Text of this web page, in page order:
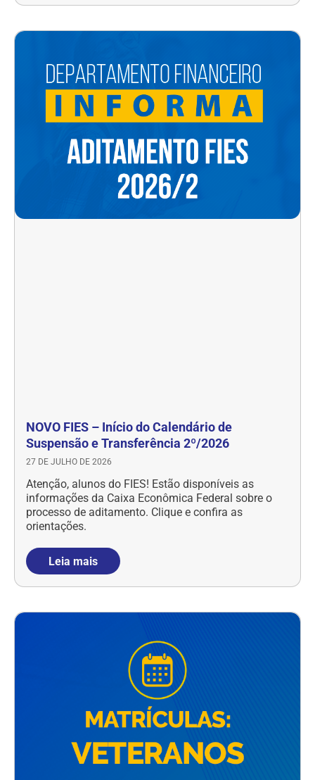
NOVO FIES – Início do Calendário de
Suspensão e Transferência 2º/2026
27 DE JULHO DE 2026
Atenção, alunos do FIES! Estão disponíveis as
informações da Caixa Econômica Federal sobre o
processo de aditamento. Clique e confira as
orientações.
Leia mais